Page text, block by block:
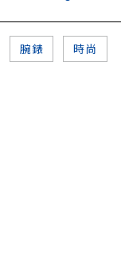
腕錶 時尚